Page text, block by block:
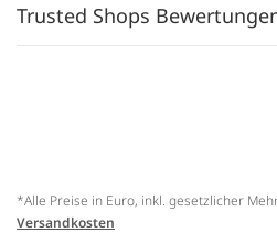
Trusted Shops
*Alle Preise in Euro, inkl. gesetzlicher
Versandkosten